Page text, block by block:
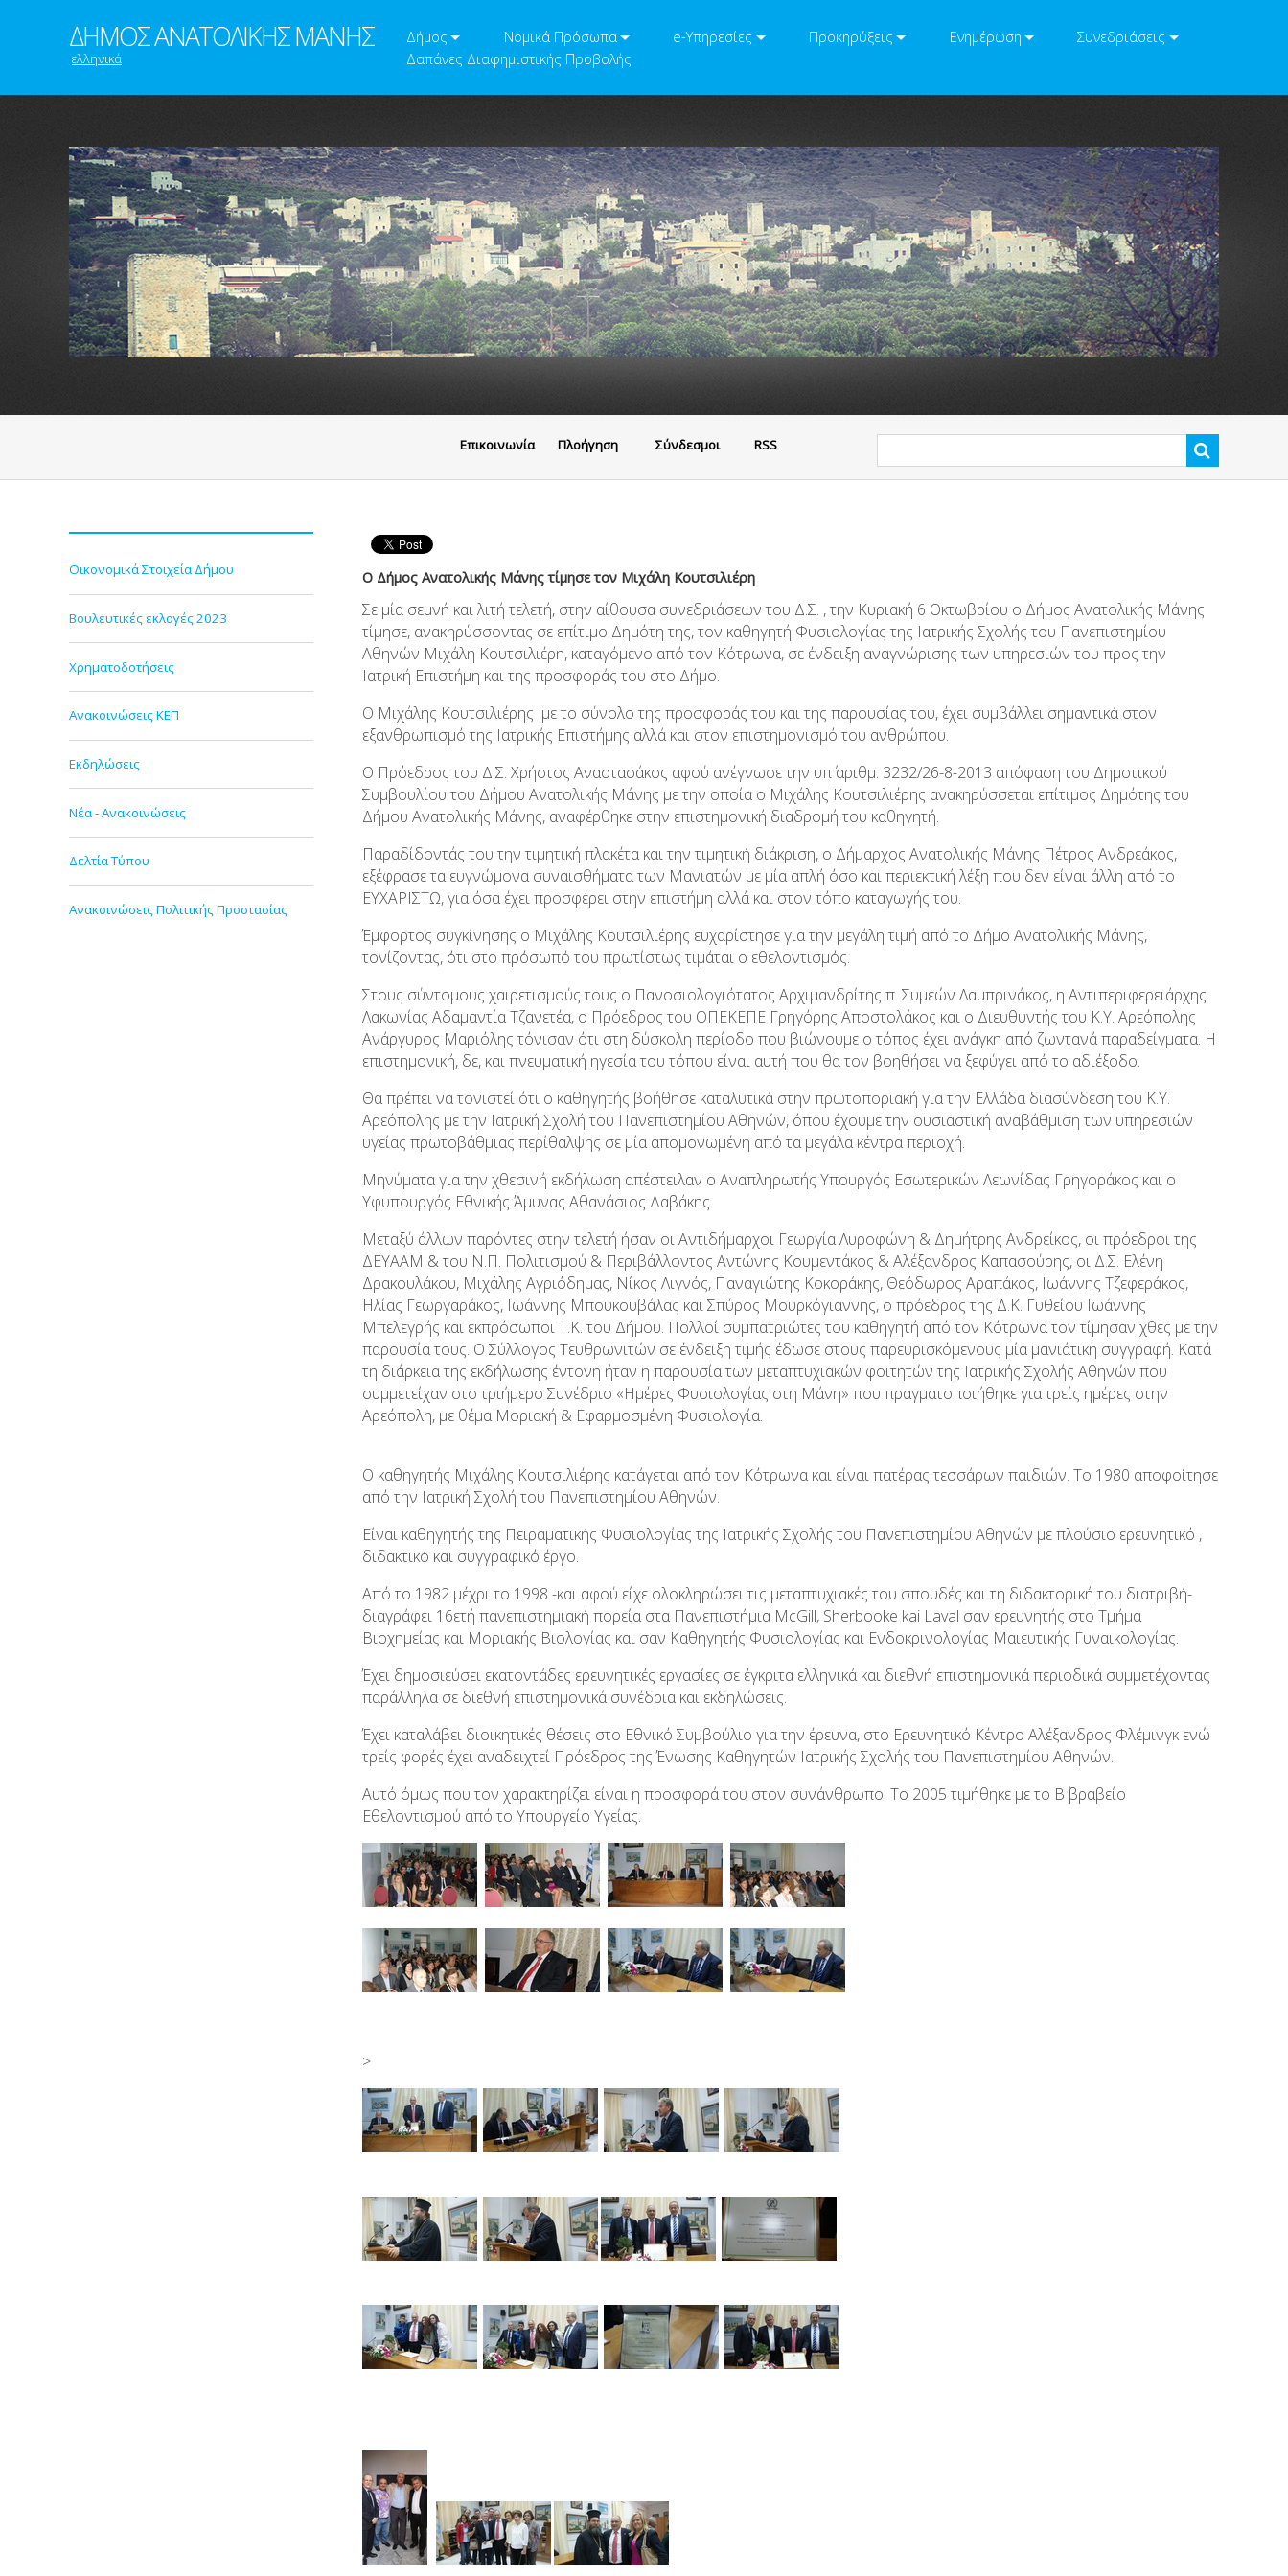
ΔΗΜΟΣ ΑΝΑΤΟΛΙΚΗΣ ΜΑΝΗΣ
ελληνικά
Δήμος Νομικά Πρόσωπα e-Υπηρεσίες Προκηρύξεις Ενημέρωση
Συνεδριάσεις
Δαπάνες Διαφημιστικής Προβολής
Eπικοινωνία Πλοήγηση Σύνδεσμοι RSS
Οικονομικά Στοιχεία Δήμου
Βουλευτικές εκλογές 2023
Χρηματοδοτήσεις
Ανακοινώσεις ΚΕΠ
Εκδηλώσεις
Νέα - Ανακοινώσεις
Δελτία Τύπου
Ανακοινώσεις Πολιτικής Προστασίας
Ο Δήμος Ανατολικής Μάνης τίμησε τον Μιχάλη Κουτσιλιέρη
Σε μία σεμνή και λιτή τελετή, στην αίθουσα συνεδριάσεων του Δ.Σ. , την Κυριακή 6 Οκτωβρίου ο Δήμος Ανατολικής Μάνης
τίμησε, ανακηρύσσοντας σε επίτιμο Δημότη της, τον καθηγητή Φυσιολογίας της Ιατρικής Σχολής του Πανεπιστημίου
Αθηνών Μιχάλη Κουτσιλιέρη, καταγόμενο από τον Κότρωνα, σε ένδειξη αναγνώρισης των υπηρεσιών του προς την
Ιατρική Επιστήμη και της προσφοράς του στο Δήμο.
Ο Μιχάλης Κουτσιλιέρης με το σύνολο της προσφοράς του και της παρουσίας του, έχει συμβάλλει σημαντικά στον
εξανθρωπισμό της Ιατρικής Επιστήμης αλλά και στον επιστημονισμό του ανθρώπου.
Ο Πρόεδρος του Δ.Σ. Χρήστος Αναστασάκος αφού ανέγνωσε την υπ΄ αριθμ. 3232/26-8-2013 απόφαση του Δημοτικού
Συμβουλίου του Δήμου Ανατολικής Μάνης με την οποία ο Μιχάλης Κουτσιλιέρης ανακηρύσσεται επίτιμος Δημότης του
Δήμου Ανατολικής Μάνης, αναφέρθηκε στην επιστημονική διαδρομή του καθηγητή.
Παραδίδοντάς του την τιμητική πλακέτα και την τιμητική διάκριση, ο Δήμαρχος Ανατολικής Μάνης Πέτρος Ανδρεάκος,
εξέφρασε τα ευγνώμονα συναισθήματα των Μανιατών με μία απλή όσο και περιεκτική λέξη που δεν είναι άλλη από το
ΕΥΧΑΡΙΣΤΩ, για όσα έχει προσφέρει στην επιστήμη αλλά και στον τόπο καταγωγής του.
Έμφορτος συγκίνησης ο Μιχάλης Κουτσιλιέρης ευχαρίστησε για την μεγάλη τιμή από το Δήμο Ανατολικής Μάνης,
τονίζοντας, ότι στο πρόσωπό του πρωτίστως τιμάται ο εθελοντισμός.
Στους σύντομους χαιρετισμούς τους ο Πανοσιολογιότατος Αρχιμανδρίτης π. Συμεών Λαμπρινάκος, η Αντιπεριφερειάρχης
Λακωνίας Αδαμαντία Τζανετέα, ο Πρόεδρος του ΟΠΕΚΕΠΕ Γρηγόρης Αποστολάκος και ο Διευθυντής του Κ.Υ. Αρεόπολης
Ανάργυρος Μαριόλης τόνισαν ότι στη δύσκολη περίοδο που βιώνουμε ο τόπος έχει ανάγκη από ζωντανά παραδείγματα. Η
επιστημονική, δε, και πνευματική ηγεσία του τόπου είναι αυτή που θα τον βοηθήσει να ξεφύγει από το αδιέξοδο.
Θα πρέπει να τονιστεί ότι ο καθηγητής βοήθησε καταλυτικά στην πρωτοποριακή για την Ελλάδα διασύνδεση του Κ.Υ.
Αρεόπολης με την Ιατρική Σχολή του Πανεπιστημίου Αθηνών, όπου έχουμε την ουσιαστική αναβάθμιση των υπηρεσιών
υγείας πρωτοβάθμιας περίθαλψης σε μία απομονωμένη από τα μεγάλα κέντρα περιοχή.
Μηνύματα για την χθεσινή εκδήλωση απέστειλαν ο Αναπληρωτής Υπουργός Εσωτερικών Λεωνίδας Γρηγοράκος και ο
Υφυπουργός Εθνικής Άμυνας Αθανάσιος Δαβάκης.
Μεταξύ άλλων παρόντες στην τελετή ήσαν οι Αντιδήμαρχοι Γεωργία Λυροφώνη & Δημήτρης Ανδρείκος, οι πρόεδροι της
ΔΕΥΑΑΜ & του Ν.Π. Πολιτισμού & Περιβάλλοντος Αντώνης Κουμεντάκος & Αλέξανδρος Καπασούρης, οι Δ.Σ. Ελένη
Δρακουλάκου, Μιχάλης Αγριόδημας, Νίκος Λιγνός, Παναγιώτης Κοκοράκης, Θεόδωρος Αραπάκος, Ιωάννης Τζεφεράκος,
Ηλίας Γεωργαράκος, Ιωάννης Μπουκουβάλας και Σπύρος Μουρκόγιαννης, ο πρόεδρος της Δ.Κ. Γυθείου Ιωάννης
Μπελεγρής και εκπρόσωποι Τ.Κ. του Δήμου. Πολλοί συμπατριώτες του καθηγητή από τον Κότρωνα τον τίμησαν χθες με την
παρουσία τους. Ο Σύλλογος Τευθρωνιτών σε ένδειξη τιμής έδωσε στους παρευρισκόμενους μία μανιάτικη συγγραφή. Κατά
τη διάρκεια της εκδήλωσης έντονη ήταν η παρουσία των μεταπτυχιακών φοιτητών της Ιατρικής Σχολής Αθηνών που
συμμετείχαν στο τριήμερο Συνέδριο «Ημέρες Φυσιολογίας στη Μάνη» που πραγματοποιήθηκε για τρείς ημέρες στην
Αρεόπολη, με θέμα Μοριακή & Εφαρμοσμένη Φυσιολογία.
Ο καθηγητής Μιχάλης Κουτσιλιέρης κατάγεται από τον Κότρωνα και είναι πατέρας τεσσάρων παιδιών. Το 1980 αποφοίτησε
από την Ιατρική Σχολή του Πανεπιστημίου Αθηνών.
Είναι καθηγητής της Πειραματικής Φυσιολογίας της Ιατρικής Σχολής του Πανεπιστημίου Αθηνών με πλούσιο ερευνητικό ,
διδακτικό και συγγραφικό έργο.
Από το 1982 μέχρι το 1998 -και αφού είχε ολοκληρώσει τις μεταπτυχιακές του σπουδές και τη διδακτορική του διατριβή-
διαγράφει 16ετή πανεπιστημιακή πορεία στα Πανεπιστήμια McGill, Sherbooke kai Laval σαν ερευνητής στο Τμήμα
Βιοχημείας και Μοριακής Βιολογίας και σαν Καθηγητής Φυσιολογίας και Ενδοκρινολογίας Μαιευτικής Γυναικολογίας.
Έχει δημοσιεύσει εκατοντάδες ερευνητικές εργασίες σε έγκριτα ελληνικά και διεθνή επιστημονικά περιοδικά συμμετέχοντας
παράλληλα σε διεθνή επιστημονικά συνέδρια και εκδηλώσεις.
Έχει καταλάβει διοικητικές θέσεις στο Εθνικό Συμβούλιο για την έρευνα, στο Ερευνητικό Κέντρο Αλέξανδρος Φλέμινγκ ενώ
τρείς φορές έχει αναδειχτεί Πρόεδρος της Ένωσης Καθηγητών Ιατρικής Σχολής του Πανεπιστημίου Αθηνών.
Αυτό όμως που τον χαρακτηρίζει είναι η προσφορά του στον συνάνθρωπο. Το 2005 τιμήθηκε με το Β΄ βραβείο
Εθελοντισμού από το Υπουργείο Υγείας.
>